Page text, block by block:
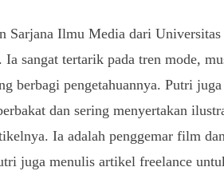
Sarjana Ilmu Media dari Universitas
sangat tertarik pada tren mode,
berbagi pengetahuannya. Putri juga
dan sering menyertakan
Ia adalah penggemar film
juga menulis artikel freelance